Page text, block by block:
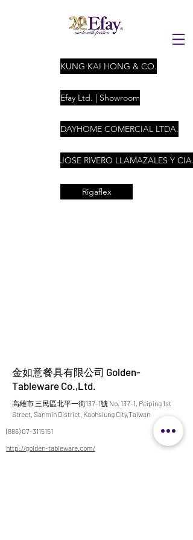
KUNG KAI HONG & CO.
Efay Ltd. | Showroom
DAYHOME COMERCIAL LTDA.
JOSE RIVERO LLAMAZALES Y CIA.
Rigaflex
金如意餐具有限公司 Golden-
Tableware Co.,Ltd.
高雄市 三民區北平一街137-1號 No. 137-1, Peiping 1st
Street, Sanmin District, Kaohsiung City,Taiwan
(886) 07-3115151
http://golden-tableware.com/